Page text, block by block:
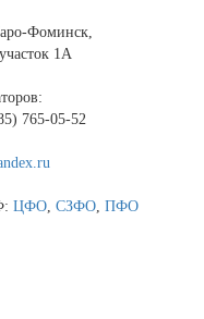
Фоминск,
1А
765-05-52
ЦФО, СЗФО, ПФО